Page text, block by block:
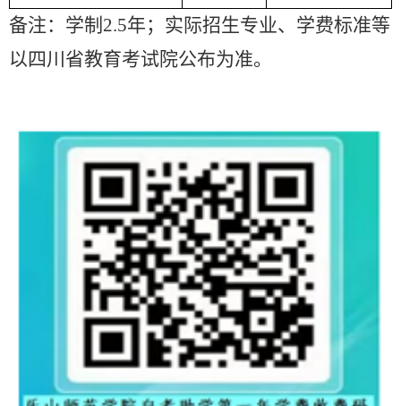
备注：学制2.5年；实际招生专业、学费标准等
以四川省教育考试院公布为准。